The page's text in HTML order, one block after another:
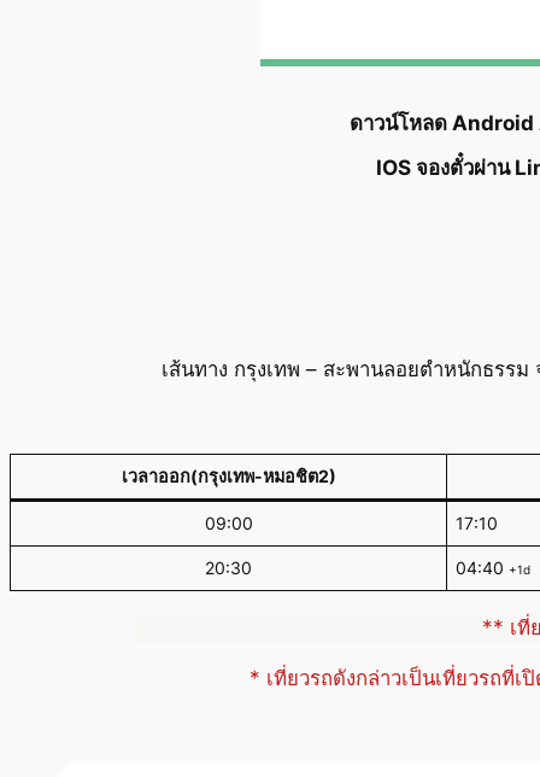
ดาวน์โหลด Android
IOS จองตั๋วผ่าน
เส้นทาง กรุงเทพ – สะพานลอยตำหนักธรร
เวลาออก(กรุงเทพ-หมอชิต2)
09:00 17:10
20:30 04:40 +1d
** เที่
* เที่ยวรถดังกล่าวเป็นเที่ยวรถที่